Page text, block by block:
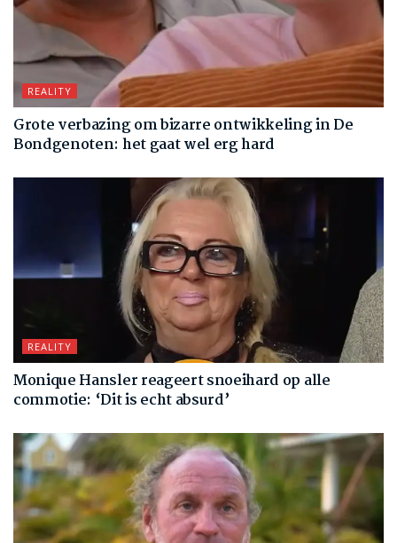
REALITY
Grote verbazing om bizarre ontwikkeling in De
Bondgenoten: het gaat wel erg hard
REALITY
Monique Hansler reageert snoeihard op alle
commotie: ‘Dit is echt absurd’